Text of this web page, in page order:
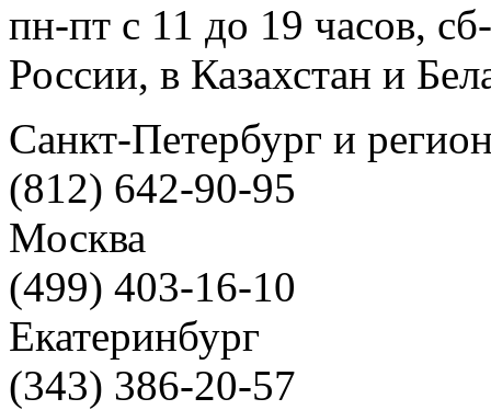
пн-пт с 11 до 19 часов,
России, в Казахстан и
Санкт-Петербург и
(812) 642-90-95
Москва
(499) 403-16-10
Екатеринбург
(343) 386-20-57